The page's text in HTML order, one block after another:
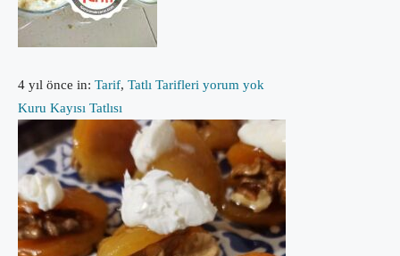
4 yıl önce in: Tarif, Tatlı Tarifleri yorum yok
Kuru Kayısı Tatlısı